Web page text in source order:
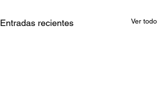
Entradas recientes Ver todo